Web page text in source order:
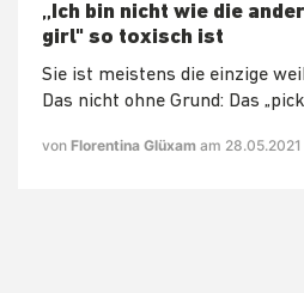
„Ich bin nicht wie die
girl" so toxisch ist
Sie ist meistens die einzige
Das nicht ohne Grund: Das
von Florentina Glüxam am 28.05.2021